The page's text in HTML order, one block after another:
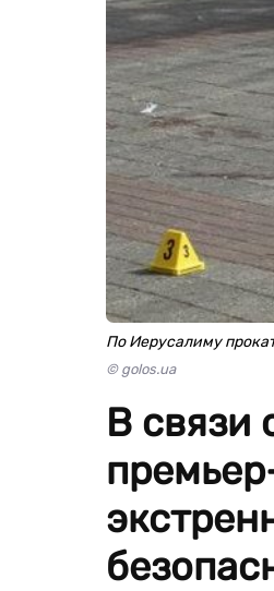
По Иерусалиму
© golos.ua
В связи